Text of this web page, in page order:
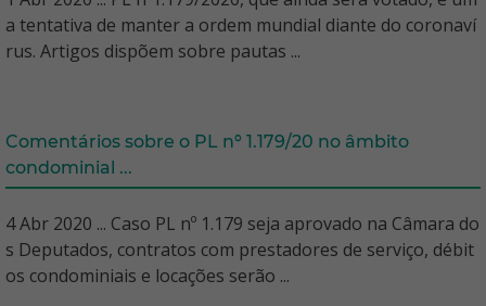
a tentativa de manter a ordem mundial diante do coronaví
rus. Artigos dispõem sobre pautas ...
Comentários sobre o PL nº 1.179/20 no âmbito
condominial ...
4 Abr 2020 ... Caso PL nº 1.179 seja aprovado na Câmara do
s Deputados, contratos com prestadores de serviço, débit
os condominiais e locações serão ...